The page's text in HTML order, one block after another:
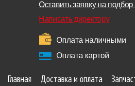
Оставить заявку на подбор
Написать директору
Оплата наличными
Оплата картой
Главная Доставка и оплата